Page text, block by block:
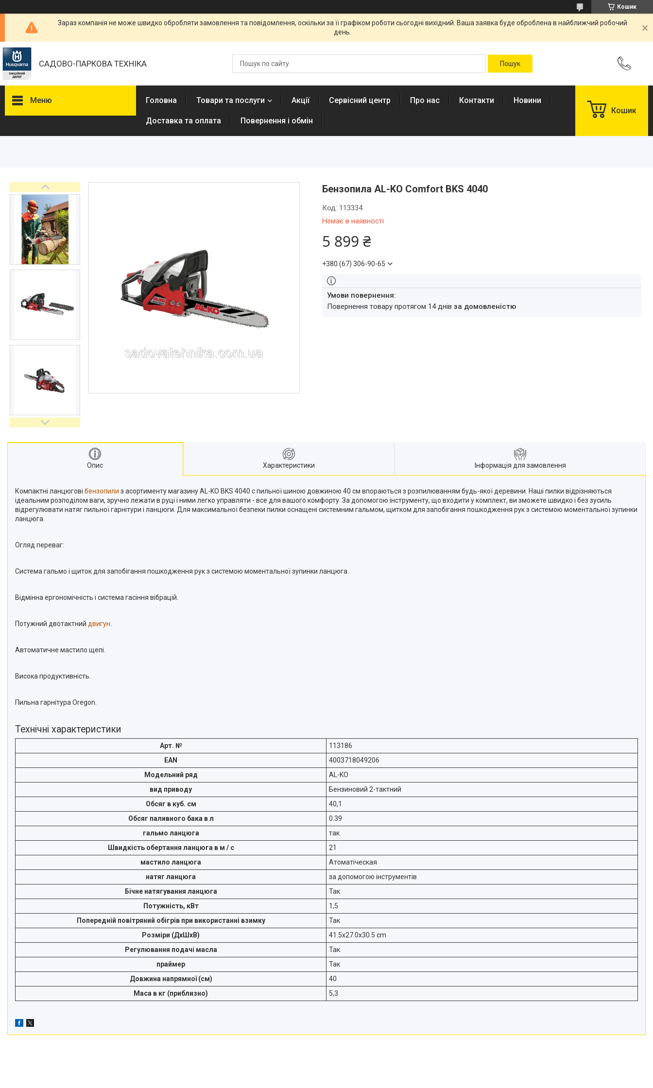
Кошик
Зараз компанія не може швидко обробляти замовлення та повідомлення, оскільки за її графіком роботи сьогодні вихідний. Ваша заявка буде оброблена в найближчий робочий
день.
САДОВО-ПАРКОВА ТЕХНІКА
Меню
Мотокоси та тримери
Висоторізи
Кущорізи
Роботи-газонокосарки
Дровоколи
Генератори
Насоси водяні/мотопомпи
пилососи
Мотобури
Мийки високого тискуху
Бензорізи
Подрібнювачі гілок
Райдери
Трактори газонокосарки
Аксесуари
Головна Товари та послуги Акції Сервісний центр Про нас Контакти Новини
Доставка та оплата Повернення і обмін
Кошик
Бензопила AL-KO Comfort BKS 4040
Немає в наявності
Код: 113334
5 899 ₴
+380 (67) 306-90-65
повернення товару протягом 14 днів за домовленістю
Опис Характеристики Інформація для замовлення
Компактні ланцюгові бензопили з асортименту магазину AL-KO BKS 4040 c пильної шиною довжиною 40 см впораються з розпилюванням будь-якої деревини. Наші пилки відрізняються
ідеальним розподілом ваги, зручно лежати в руці і ними легко управляти - все для вашого комфорту. За допомогою інструменту, що входити у комплект, ви зможете швидко і без зусиль
відрегулювати натяг пильної гарнітури і ланцюги. Для максимальної безпеки пилки оснащені системним гальмом, щитком для запобігання пошкодження рук з системою моментальної зупинки
ланцюга.
Огляд переваг:
Система гальмо і щиток для запобігання пошкодження рук з системою моментальної зупинки ланцюга.
Відмінна ергономічність і система гасіння вібрацій.
Потужний двотактний двигун
Автоматичне мастило щепі.
Висока продуктивність.
Пильна гарнітура Oregon.
Технічні характеристики
Арт. №
113186
EAN
4003718049206
Модельний ряд
AL-KO
вид приводу
Бензиновий 2-тактний
Обсяг в куб. см
40,1
Обсяг паливного бака в л
0.39
гальмо ланцюга
так
Швидкість обертання ланцюга в м / с
21
мастило ланцюга
Атоматіческая
натяг ланцюга
за допомогою інструментів
Бічне натягування ланцюга
Так
Потужність, кВт
1,5
Попередній повітряний обігрів при використанні взимку
Так
Розміри (ДхШхВ)
41.5x27.0x30.5 cm
Регулювання подачі масла
Так
праймер
Так
Довжина напрямної (см)
40
Маса в кг (приблизно)
5,3